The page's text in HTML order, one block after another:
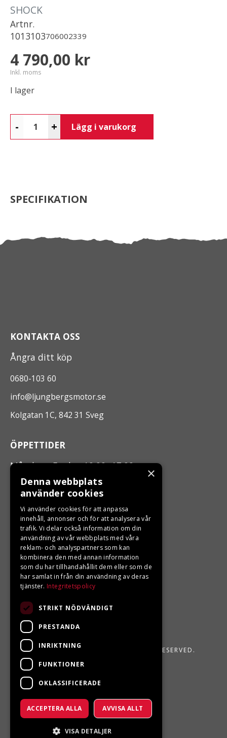
SHOCK
Artnr.
1013103706002339
4 790,00 kr
Inkl. moms
I lager
- + Lägg i varukorg
SPECIFIKATION
KONTAKTA OSS
Ångra ditt köp
0680-103 60
info@ljungbergsmotor.se
Kolgatan 1C, 842 31 Sveg
ÖPPETTIDER
Måndag - Fredag 10.00 -17.00
LJUNGBERGS MOTOR
Din BRP återförsäljare i Sveg!
LJUNGBERGS MOTOR 2026. ALL RIGHTS RESERVED.
POWERED BY EMPORI CMS
×
Denna webbplats
använder cookies
Vi använder cookies för att anpassa
innehåll, annonser och för att analysera vår
trafik. Vi delar också information om din
användning av vår webbplats med våra
reklam- och analyspartners som kan
kombinera den med annan information
som du har tillhandahållit dem eller som de
har samlat in från din användning av deras
tjänster. Integritetspolicy
STRIKT NÖDVÄNDIGT
PRESTANDA
INRIKTNING
FUNKTIONER
OKLASSIFICERADE
ACCEPTERA ALLA AVVISA ALLT
VISA DETALJER